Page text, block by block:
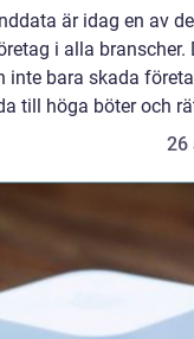
är idag en av
i alla branscher.
inte bara skada
till höga böter och
26